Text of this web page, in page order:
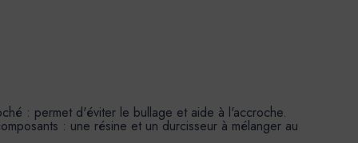
: permet d'éviter le bullage et aide à l'accroche.
: une résine et un durcisseur à mélanger au